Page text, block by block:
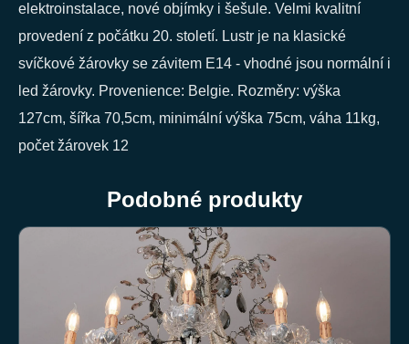
elektroinstalace, nové objímky i šešule. Velmi kvalitní
provedení z počátku 20. století. Lustr je na klasické
svíčkové žárovky se závitem E14 - vhodné jsou normální i
led žárovky. Provenience: Belgie. Rozměry: výška
127cm, šířka 70,5cm, minimální výška 75cm, váha 11kg,
počet žárovek 12
Podobné produkty